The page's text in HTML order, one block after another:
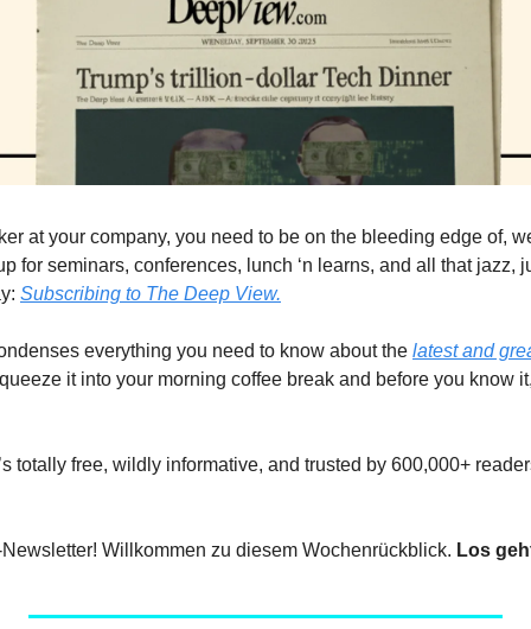
at your company, you need to be on the bleeding edge of,
for seminars, conferences, lunch ‘n learns, and all that jazz,
Subscribing to The Deep View.
everything you need to know about the latest and
it into your morning coffee break and before you know
totally free, wildly informative, and trusted by 600,000+
Willkommen zu diesem Wochenrückblick. Los